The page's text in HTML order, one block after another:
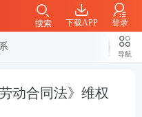
下载APP 登录
搜索
导航
动合同法》维权